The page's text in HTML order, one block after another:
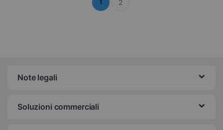
1 2
Note legali
Soluzioni commerciali